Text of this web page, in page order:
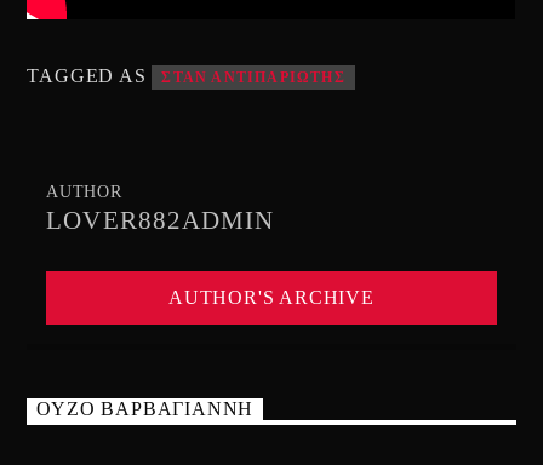
TAGGED AS ΣΤΑΝ ΑΝΤΙΠΑΡΙΩΤΗΣ
AUTHOR
LOVER882ADMIN
AUTHOR'S ARCHIVE
ΟΥΖΟ ΒΑΡΒΑΓΙΑΝΝΗ